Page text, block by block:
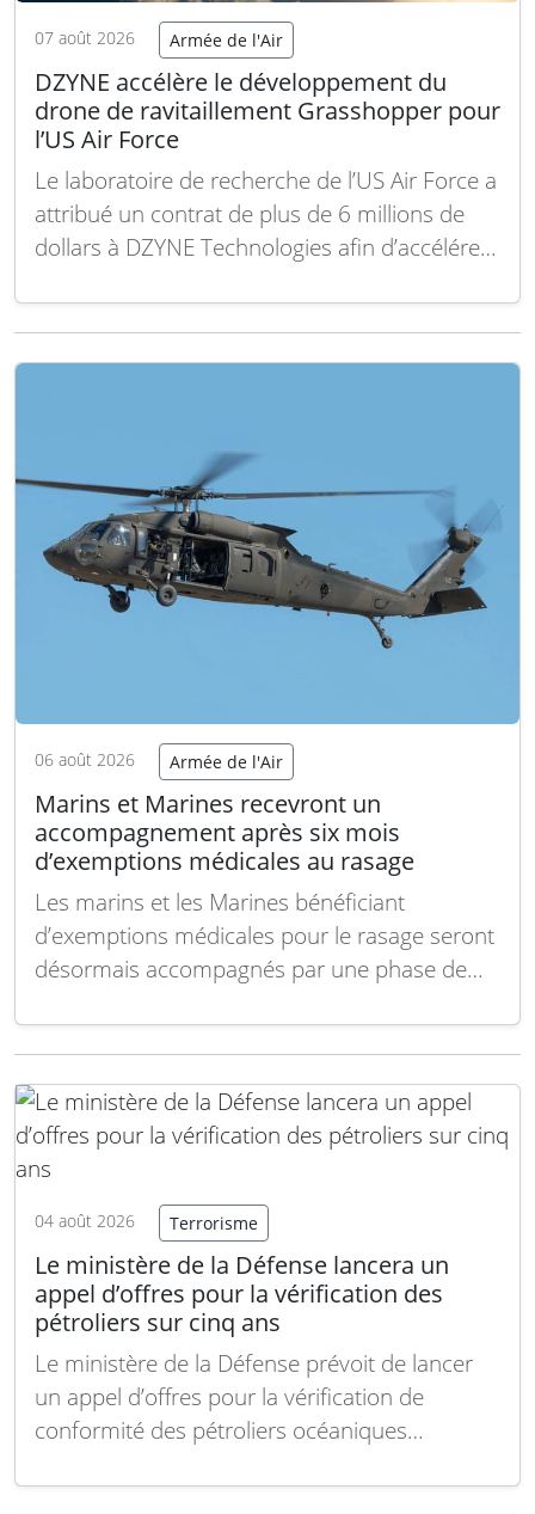
07 août 2026 Armée de l'Air
DZYNE accélère le développement du
drone de ravitaillement Grasshopper pour
l’US Air Force
Le laboratoire de recherche de l’US Air Force a
attribué un contrat de plus de 6 millions de
dollars à DZYNE Technologies afin d’accélérer
ravitaillement aérien longue portée
06 août 2026 Armée de l'Air
Marins et Marines recevront un
accompagnement après six mois
d’exemptions médicales au rasage
Les marins et les Marines bénéficiant
d’exemptions médicales pour le rasage seront
désormais accompagnés par une phase de
mises à jour des normes de présentation et
Marines. Cette nouvelle directive a été
annoncée dans des…Lire la suite
04 août 2026 Terrorisme
Le ministère de la Défense lancera un
appel d’offres pour la vérification des
pétroliers sur cinq ans
Le ministère de la Défense prévoit de lancer
un appel d’offres pour la vérification de
conformité des pétroliers océaniques
estimé à 87 530 £ sur cinq ans, à compter de